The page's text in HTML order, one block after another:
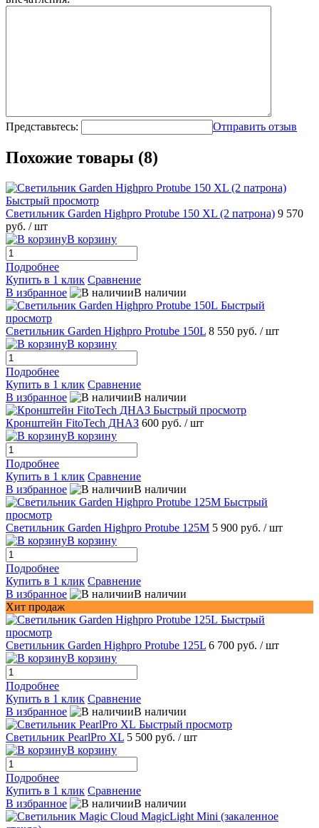
Представьтесь: Отправить отзыв
Похожие товары (8)
Быстрый просмотр
Светильник Garden Highpro Protube 150 XL (2 патрона) 9 570
руб. / шт
В корзину
Подробнее
Купить в 1 клик Сравнение
В избранное
В наличии
Быстрый
просмотр
Светильник Garden Highpro Protube 150L 8 550 руб. / шт
В корзину
Подробнее
Купить в 1 клик Сравнение
В избранное
В наличии
Быстрый просмотр
Кронштейн FitoTech ДНАЗ 600 руб. / шт
В корзину
Подробнее
Купить в 1 клик Сравнение
В избранное
В наличии
Быстрый
просмотр
Светильник Garden Highpro Protube 125M 5 900 руб. / шт
В корзину
Подробнее
Купить в 1 клик Сравнение
В избранное
В наличии
Хит продаж
Быстрый
просмотр
Светильник Garden Highpro Protube 125L 6 700 руб. / шт
В корзину
Подробнее
Купить в 1 клик Сравнение
В избранное
В наличии
Быстрый просмотр
Светильник PearlPro XL 5 500 руб. / шт
В корзину
Подробнее
Купить в 1 клик Сравнение
В избранное
В наличии